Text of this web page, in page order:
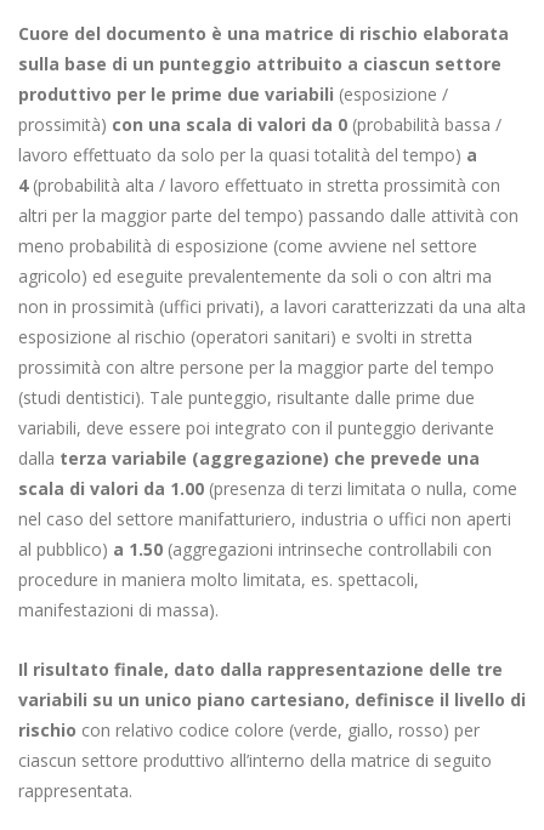
Cuore del documento è una matrice di rischio elaborata
sulla base di un punteggio attribuito a ciascun settore
produttivo per le prime due variabili (esposizione /
prossimità) con una scala di valori da 0 (probabilità bassa /
lavoro effettuato da solo per la quasi totalità del tempo) a
4(probabilità alta / lavoro effettuato in stretta prossimità con
altri per la maggior parte del tempo) passando dalle attività con
meno probabilità di esposizione (come avviene nel settore
agricolo) ed eseguite prevalentemente da soli o con altri ma
non in prossimità (uffici privati), a lavori caratterizzati da una alta
esposizione al rischio (operatori sanitari) e svolti in stretta
prossimità con altre persone per la maggior parte del tempo
(studi dentistici). Tale punteggio, risultante dalle prime due
variabili, deve essere poi integrato con il punteggio derivante
dalla terza variabile (aggregazione) che prevede una
scala di valori da 1.00 (presenza di terzi limitata o nulla, come
nel caso del settore manifatturiero, industria o uffici non aperti
al pubblico) a 1.50 (aggregazioni intrinseche controllabili con
procedure in maniera molto limitata, es. spettacoli,
manifestazioni di massa).
Il risultato finale, dato dalla rappresentazione delle tre
variabili su un unico piano cartesiano, definisce il livello di
rischio con relativo codice colore (verde, giallo, rosso) per
ciascun settore produttivo all’interno della matrice di seguito
rappresentata.